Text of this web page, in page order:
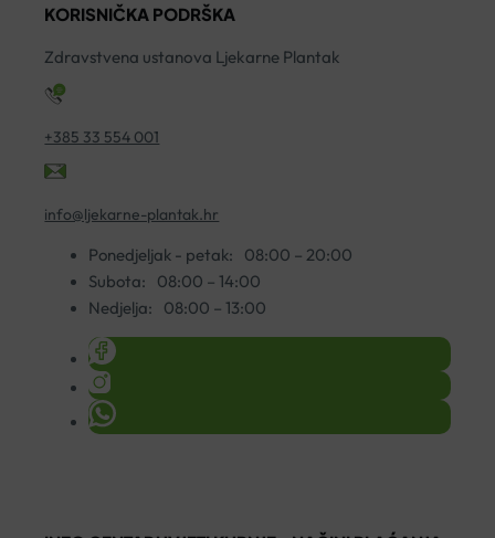
KAPSULE
A30
KORISNIČKA PODRŠKA
Zdravstvena ustanova Ljekarne Plantak
+385 33 554 001
info@ljekarne-plantak.hr
Ponedjeljak - petak:
08:00 – 20:00
Subota:
08:00 – 14:00
Nedjelja:
08:00 – 13:00